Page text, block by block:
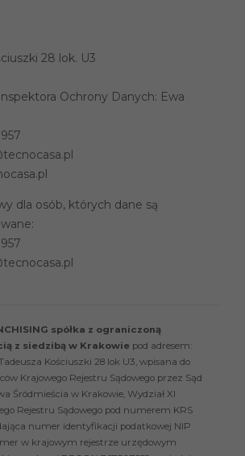
28 lok. U3
Ochrony Danych: Ewa
dla osób, których dane są
spółka z ograniczoną
z siedzibą w Krakowie pod adresem:
Kościuszki 28 lok U3, wpisana do
Krajowego Rejestru Sądowego przez Sąd
Śródmieścia w Krakowie, Wydział XI
Rejestru Sądowego pod numerem KRS
numer identyfikacji podatkowej NIP
w krajowym rejestrze urzędowym